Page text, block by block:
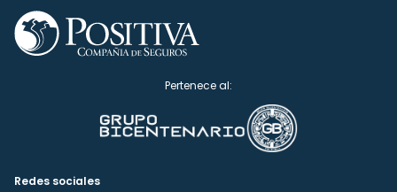
Pertenece al:
Redes sociales